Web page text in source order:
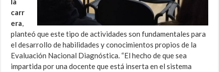
carr
era,
planteó que este tipo de actividades son fundamentales para
el desarrollo de habilidades y conocimientos propios de la
Evaluación Nacional Diagnóstica. “El hecho de que sea
impartida por una docente que está inserta en el sistema